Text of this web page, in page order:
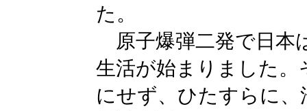
た。
原子爆弾二発で日本
生活が始まりました
にせず、ひたすらに